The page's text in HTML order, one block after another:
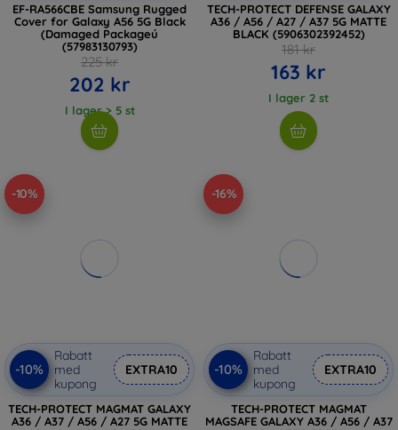
EF-RA566CBE Samsung Rugged
Cover for Galaxy A56 5G Black
(Damaged Packageú
(57983130793)
225 kr
202 kr
I lager > 5 st
TECH-PROTECT DEFENSE GALAXY
A36 / A56 / A27 / A37 5G MATTE
BLACK (5906302392452)
181 kr
163 kr
I lager 2 st
-10%
-10%
Rabatt
med
kupong
EXTRA10
TECH-PROTECT MAGMAT GALAXY
A36 / A37 / A56 / A27 5G MATTE
-16%
-10%
Rabatt
med
kupong
EXTRA10
TECH-PROTECT MAGMAT
MAGSAFE GALAXY A36 / A56 / A37